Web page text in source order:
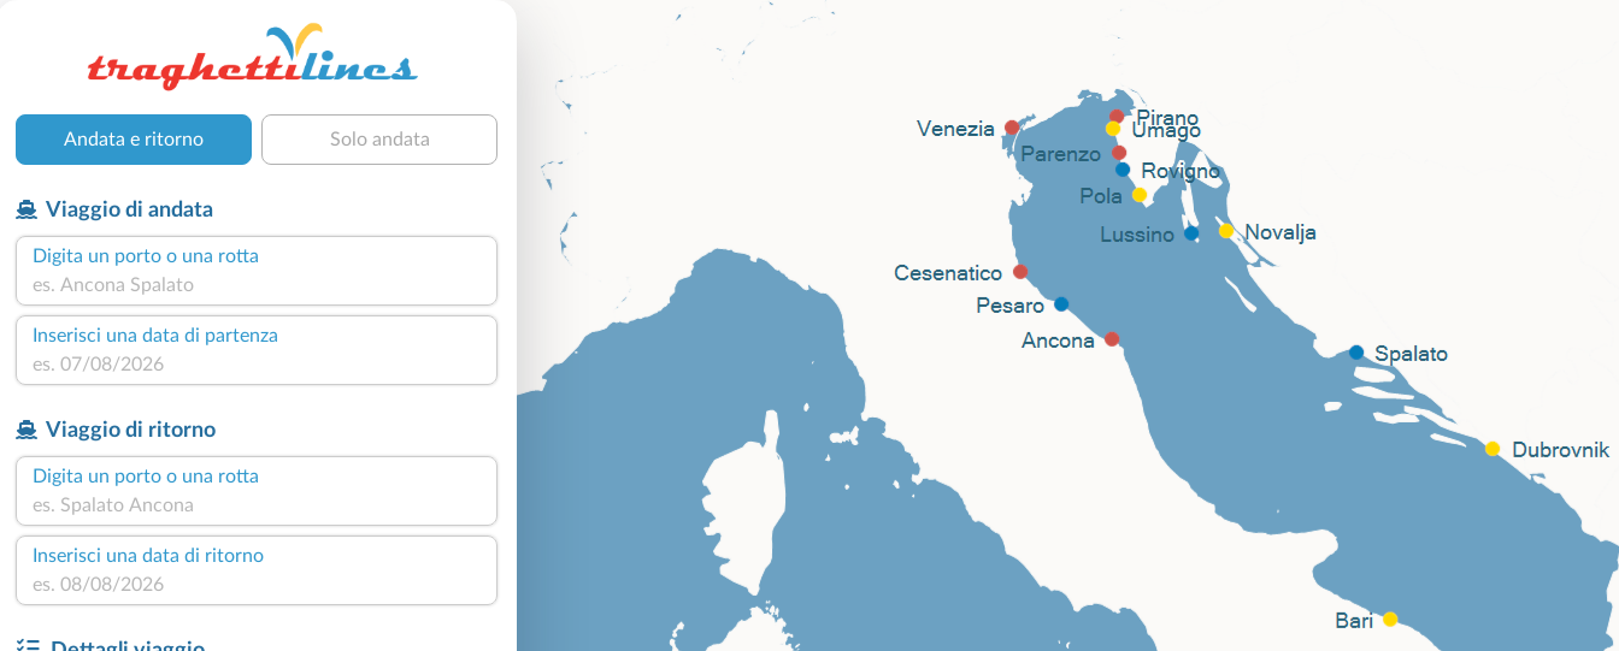
Andata e ritorno Solo andata
Viaggio di andata
Digita un porto o una rotta
Inserisci una data di partenza
Viaggio di ritorno
Digita un porto o una rotta
Inserisci una data di ritorno